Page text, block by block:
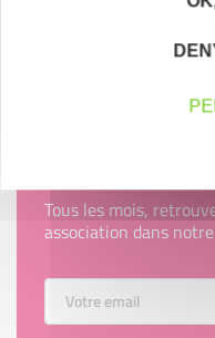
Tous les mois,
association dans
Votre Email